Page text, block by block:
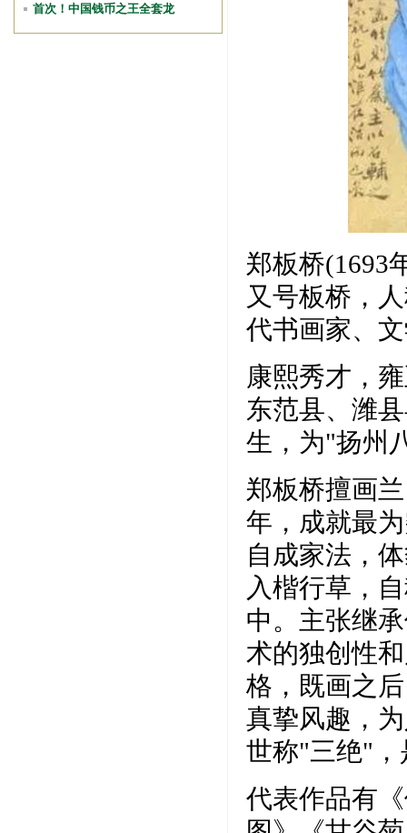
郑板桥(1693
又号板桥，
代书画家、
康熙秀才，
东范县、潍
生，为"扬州
郑板桥擅画
年，成就最
自成家法，
入楷行草，
中。主张继
术的独创性
格，既画之
真挚风趣，
世称"三绝"，
代表作品有
首次！中国钱币之王全套龙